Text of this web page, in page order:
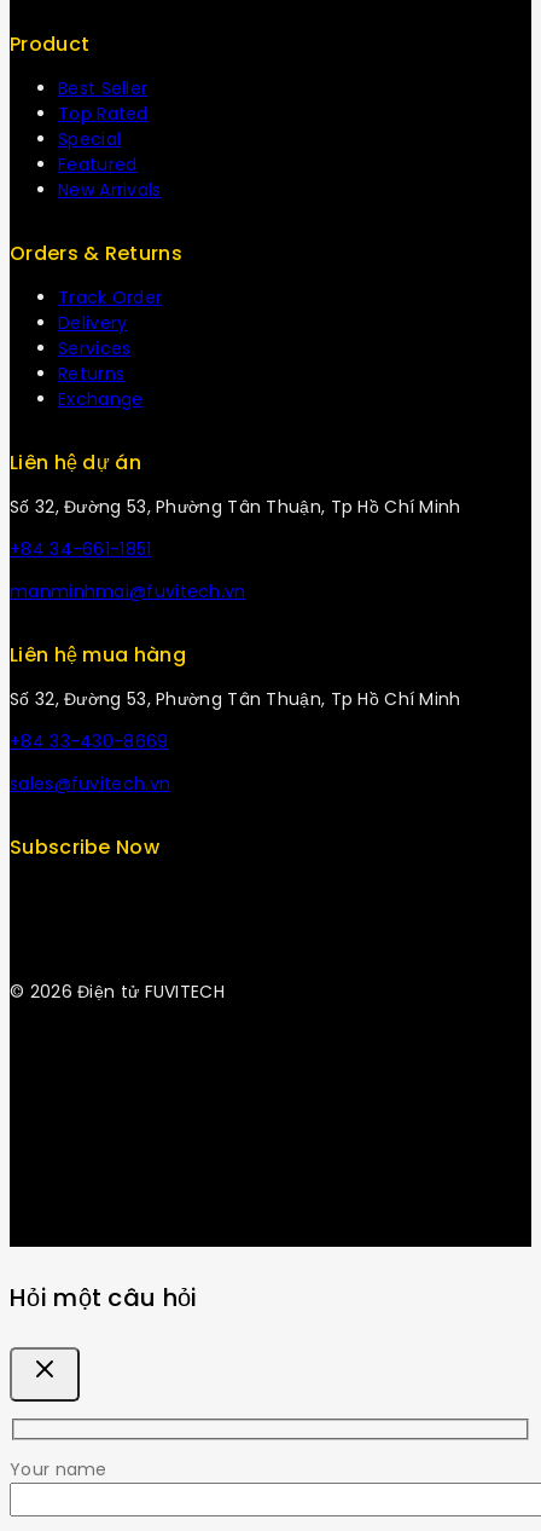
Product
Best Seller
Top Rated
Special
Featured
New Arrivals
Orders & Returns
Track Order
Delivery
Services
Returns
Exchange
Liên hệ dự án
Số 32, Đường 53, Phường Tân Thuận, Tp Hồ Chí Minh
+84 34-661-1851
manminhmai@fuvitech.vn
Liên hệ mua hàng
Số 32, Đường 53, Phường Tân Thuận, Tp Hồ Chí Minh
+84 33-430-8669
sales@fuvitech.vn
Subscribe Now
© 2026 Điện tử FUVITECH
Hỏi một câu hỏi
Your name